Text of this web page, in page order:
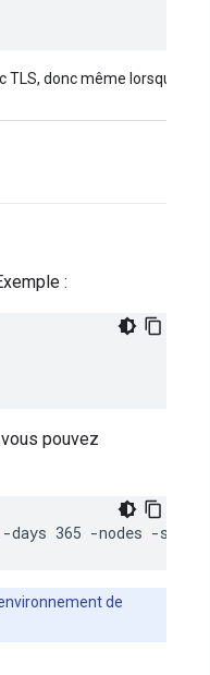
donc même lorsque
:
pouvez
days 365 -nodes -subj
de